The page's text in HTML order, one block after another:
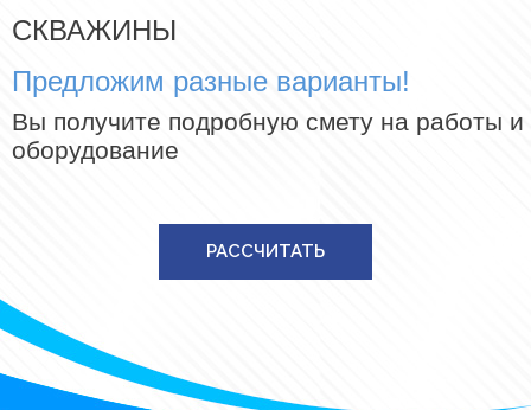
СКВАЖИНЫ
Предложим разные варианты!
Вы получите подробную смету на работы и
оборудование
РАССЧИТАТЬ